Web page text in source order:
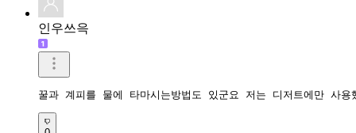
인우쓰윽
꿀과 계피를 물에 타마시는방법도 있군요 저는 디저트에만 사